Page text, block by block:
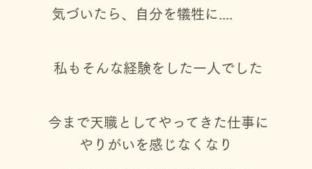
気づいたら、自分を犠牲に....
私もそんな経験をした一人でした
今まで天職としてやってきた仕事に
やりがいを感じなくなり